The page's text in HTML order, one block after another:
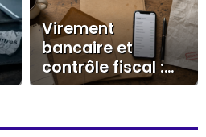
Virement
bancaire et
contrôle fiscal :
les montants,
qui comptent